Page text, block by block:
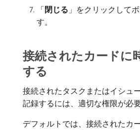
「閉じる 」をクリックして
す。
接続されたカードに
する
接続されたタスクまたはイシュ
記録するには、適切な権限が必要
デフォルトでは、接続されたカ